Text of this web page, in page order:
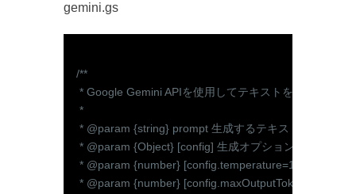
gemini.gs
/**
* Google Gemini APIを使用してテキストを生成する関
*
* @param {string} prompt 生成するテキストのプロン
* @param {Object} [config] 生成オプションの設定オブ
* @param {number} [config.temperature=1] 生成テキ
* @param {number} [config.maxOutputTokens=8192]